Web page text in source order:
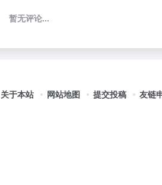
暂无评论...
关于本站 网站地图 提交投稿 友链